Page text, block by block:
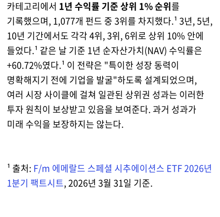
카테고리에서 1년 수익률 기준 상위 1% 순위를
기록했으며, 1,077개 펀드 중 3위를 차지했다.¹ 3년, 5년,
10년 기간에서도 각각 4위, 3위, 6위로 상위 10% 안에
들었다.¹ 같은 날 기준 1년 순자산가치(NAV) 수익률은
+60.72%였다.¹ 이 전략은 "특이한 성장 동력이
명확해지기 전에 기업을 발굴"하도록 설계되었으며,
여러 시장 사이클에 걸쳐 일관된 상위권 성과는 이러한
투자 원칙이 보상받고 있음을 보여준다.과거 성과가
미래 수익을 보장하지는 않는다.
¹ 출처: F/m 에메랄드 스페셜 시추에이션스 ETF 2026년
1분기 팩트시트, 2026년 3월 31일 기준.